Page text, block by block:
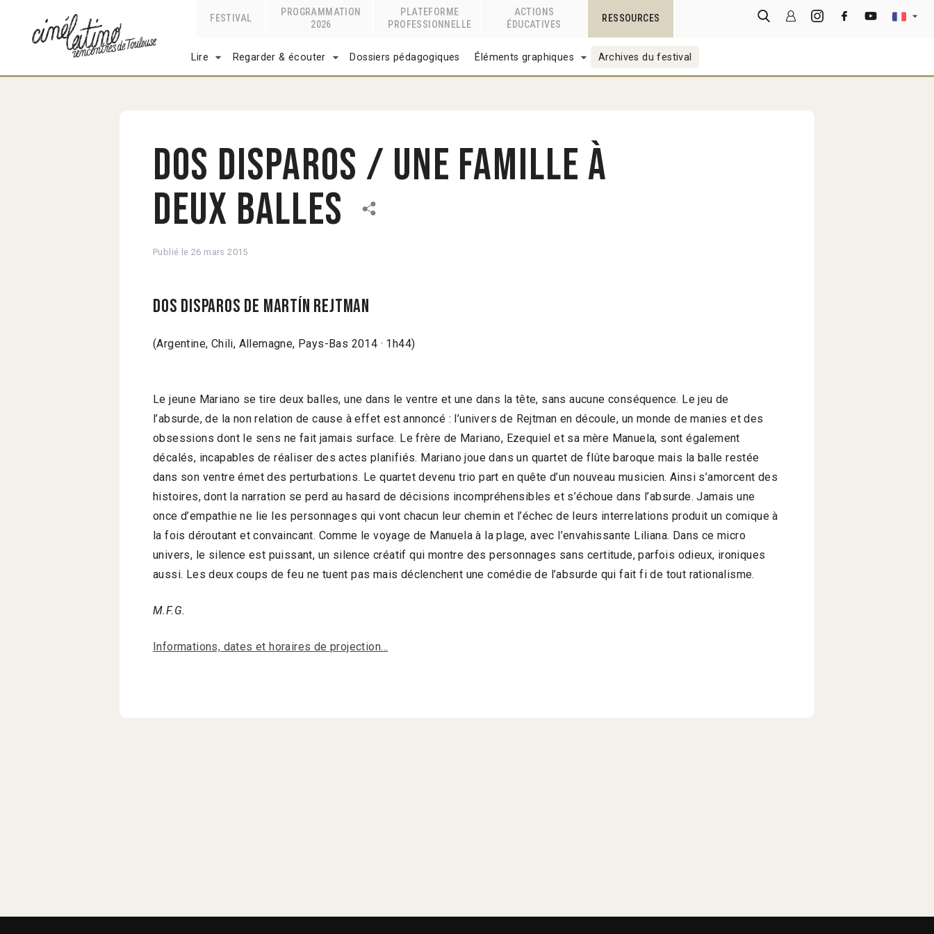
FESTIVAL
PROGRAMMATION
2026
PLATEFORME
PROFESSIONNELLE
ACTIONS
ÉDUCATIVES
RESSOURCES
Lire Regarder & écouter Dossiers pédagogiques Éléments graphiques Archives du festival
Dos Disparos / Une famille à
deux balles
Publié le26 mars 2015
Dos Disparos de Martín Rejtman
(Argentine, Chili, Allemagne, Pays-Bas 2014 · 1h44)
Le jeune Mariano se tire deux balles, une dans le ventre et une dans la tête, sans aucune conséquence. Le jeu de
l’absurde, de la non relation de cause à effet est annoncé : l’univers de Rejtman en découle, un monde de manies et des
obsessions dont le sens ne fait jamais surface. Le frère de Mariano, Ezequiel et sa mère Manuela, sont également
décalés, incapables de réaliser des actes planifiés. Mariano joue dans un quartet de flûte baroque mais la balle restée
dans son ventre émet des perturbations. Le quartet devenu trio part en quête d’un nouveau musicien. Ainsi s’amorcent des
histoires, dont la narration se perd au hasard de décisions incompréhensibles et s’échoue dans l’absurde. Jamais une
once d’empathie ne lie les personnages qui vont chacun leur chemin et l’échec de leurs interrelations produit un comique à
la fois déroutant et convaincant. Comme le voyage de Manuela à la plage, avec l’envahissante Liliana. Dans ce micro
univers, le silence est puissant, un silence créatif qui montre des personnages sans certitude, parfois odieux, ironiques
aussi. Les deux coups de feu ne tuent pas mais déclenchent une comédie de l’absurde qui fait fi de tout rationalisme.
M.F.G.
Informations, dates et horaires de projection…